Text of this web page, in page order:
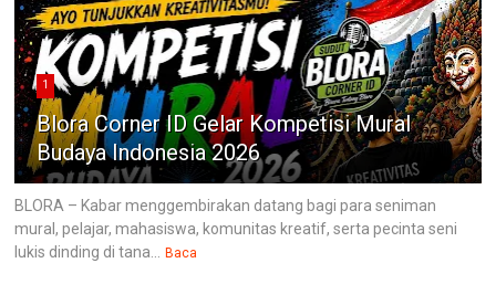
1
Blora Corner ID Gelar Kompetisi Mural
Budaya Indonesia 2026
BLORA – Kabar menggembirakan datang bagi para seniman
mural, pelajar, mahasiswa, komunitas kreatif, serta pecinta seni
lukis dinding di tana...
Baca